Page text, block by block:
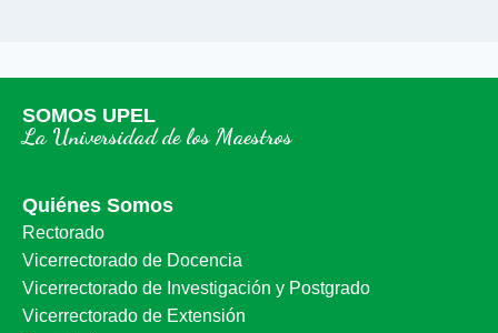
SOMOS UPEL
La Universidad de los Maestros
Quiénes Somos
Rectorado
Vicerrectorado de Docencia
Vicerrectorado de Investigación y Postgrado
Vicerrectorado de Extensión